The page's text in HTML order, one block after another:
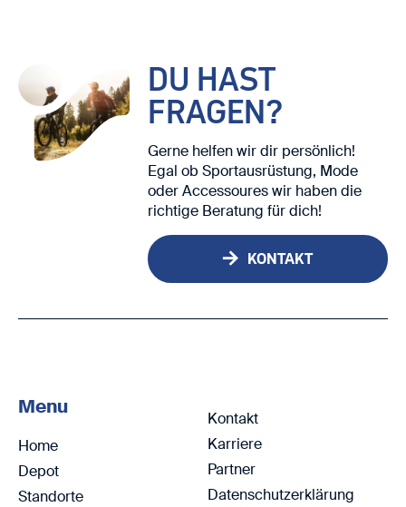
DU HAST
FRAGEN?
Gerne helfen wir dir persönlich!
Egal ob Sportausrüstung, Mode
oder Accessoures wir haben die
richtige Beratung für dich!
KONTAKT
Menu
Home
Depot
Standorte
Kontakt
Karriere
Partner
Datenschutzerklärung